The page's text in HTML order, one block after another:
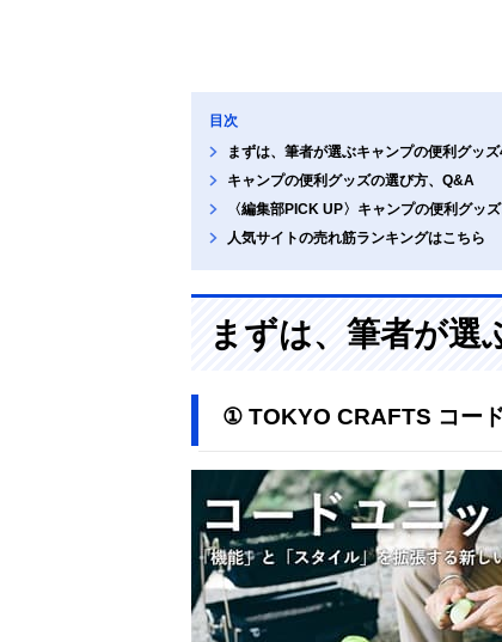
目次
まずは、筆者が選ぶキャンプの便利グッ
キャンプの便利グッズの選び方、Q&A
〈編集部PICK UP〉キャンプの便利グッ
人気サイトの売れ筋ランキングはこちら
まずは、筆者が選
① TOKYO CRAFTS コー